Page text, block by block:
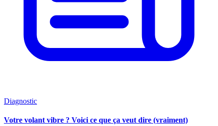
Diagnostic
Votre volant vibre ? Voici ce que ça veut dire (vraiment)